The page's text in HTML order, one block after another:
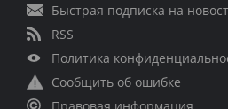
Быстрая подписка на
RSS
Политика
Сообщить об ошибке